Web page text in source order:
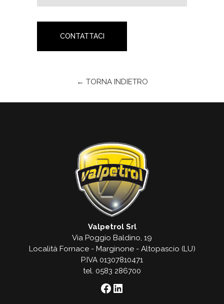
CONTATTACI
← TORNA INDIETRO
Valpetrol Srl
Via Poggio Baldino, 19
Località Fornace - Marginone - Altopascio (LU)
P.IVA 01307810471
tel. 0583 286700
Facebook
LinkedIn